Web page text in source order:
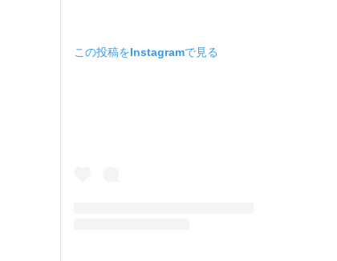
この投稿をInstagramで見る